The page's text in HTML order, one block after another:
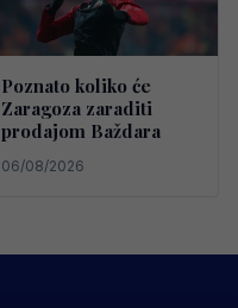
Poznato koliko će
Zaragoza zaraditi
prodajom Baždara
06/08/2026